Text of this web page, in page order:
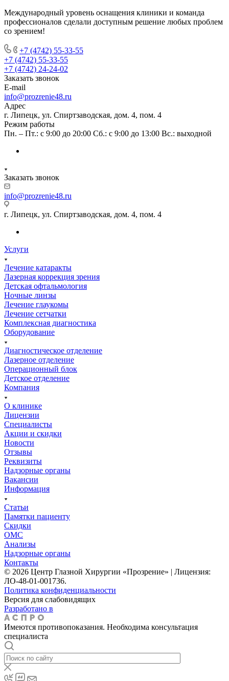
Международный уровень оснащения клиники и команда
профессионалов сделали доступным решение любых проблем
со зрением!
+7 (4742) 55-33-55
+7 (4742) 55-33-55
+7 (4742) 24-24-02
Заказать звонок
E-mail
info@prozrenie48.ru
Адрес
г. Липецк, ул. Спиртзаводская, дом. 4, пом. 4
Режим работы
Пн. – Пт.: с 9:00 до 20:00 Сб.: с 9:00 до 13:00 Вс.: выходной
Заказать звонок
info@prozrenie48.ru
г. Липецк, ул. Спиртзаводская, дом. 4, пом. 4
Услуги
Лечение катаракты
Лазерная коррекция зрения
Детская офтальмология
Ночные линзы
Лечение глаукомы
Лечение сетчатки
Комплексная диагностика
Оборудование
Диагностическое отделение
Лазерное отделение
Операционный блок
Детское отделение
Компания
О клинике
Лицензии
Специалисты
Акции и скидки
Новости
Отзывы
Реквизиты
Надзорные органы
Вакансии
Информация
Статьи
Памятки пациенту
Скидки
ОМС
Анализы
Надзорные органы
Контакты
© 2026 Центр Глазной Хирургии «Прозрение» | Лицензия:
ЛО-48-01-001736.
Политика конфиденциальности
Версия для слабовидящих
Разработано в
Имеются противопоказания. Необходима консультация
специалиста